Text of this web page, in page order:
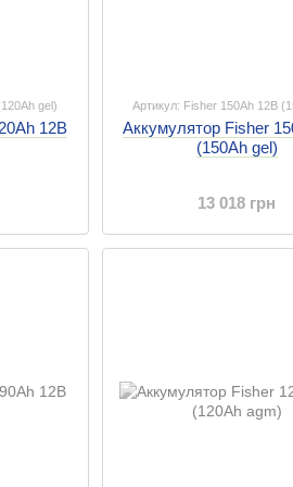
gel)
12B
Артикул: Fisher 150Ah 12B
Аккумулятор Fisher
(150Ah gel)
13 018 грн